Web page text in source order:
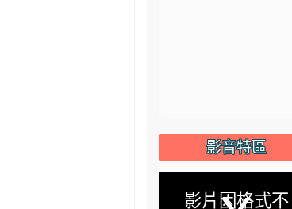
影音特區
影片因格式不